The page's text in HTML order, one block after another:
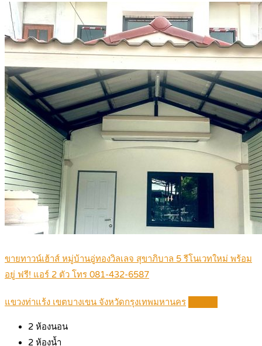
ขายทาวน์เฮ้าส์ หมู่บ้านอู่ทองวิลเลจ สุขาภิบาล 5 รีโนเวทใหม่ พร้อม
อยู่ ฟรี! แอร์ 2 ตัว โทร 081-432-6587
แขวงท่าแร้ง เขตบางเขน จังหวัดกรุงเทพมหานคร
2 ห้องนอน
2 ห้องน้ำ